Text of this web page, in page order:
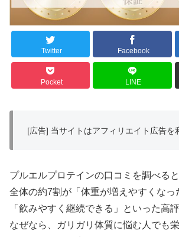
Twitter Facebook
Pocket LINE
[広告] 当サイトはアフィリエイト広告を
プルエルプロテインの口コミを調べると
全体の約7割が「体重が増えやすくなっ
「飲みやすく継続できる」といった高
なぜなら、ガリガリ体質に悩む人でも